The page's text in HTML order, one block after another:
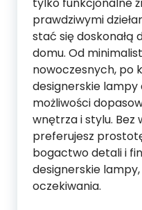
prawdziwymi
stać się doskonałą
domu. Od
nowoczesnych, po
designerskie
możliwości
wnętrza i stylu. Bez
preferujesz
bogactwo detali i
designerskie
oczekiwania.